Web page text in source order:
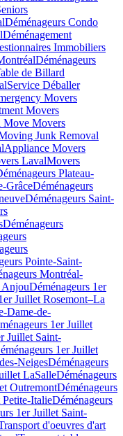
Déménageurs Condo
Déménagement
Immobiliers
Déménageurs
de Billard
Service Déballer
Movers
Movers
Move Movers
Junk Removal
Appliance Movers
LavalMovers
Plateau-
GrâceDéménageurs
Déménageurs Saint-
Déménageurs
Pointe-Saint-
Montréal-
AnjouDéménageurs 1er
Juillet Rosemont–La
Dame-de-
1er Juillet
Juillet Saint-
1er Juillet
NeigesDéménageurs
LaSalleDéménageurs
OutremontDéménageurs
Petite-ItalieDéménageurs
1er Juillet Saint-
d'oeuvres d'art